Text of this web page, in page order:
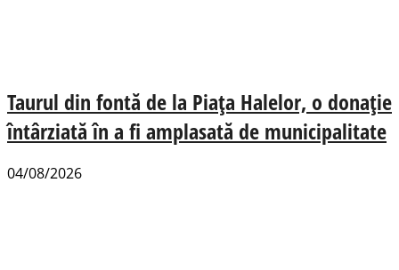
Taurul din fontă de la Piața Halelor, o donație
întârziată în a fi amplasată de municipalitate
04/08/2026